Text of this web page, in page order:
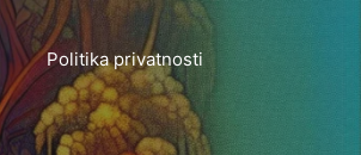
Politika privatnosti